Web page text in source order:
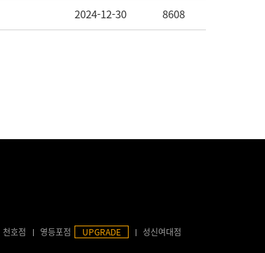
2024-12-30 8608
천호점 영등포점 UPGRADE 성신여대점